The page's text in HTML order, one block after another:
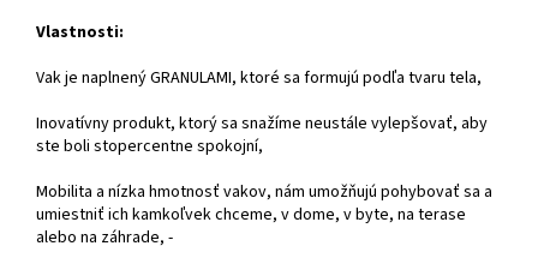
Vlastnosti:
Vak je naplnený GRANULAMI, ktoré sa formujú podľa tvaru tela,
Inovatívny produkt, ktorý sa snažíme neustále vylepšovať, aby
ste boli stopercentne spokojní,
Mobilita a nízka hmotnosť vakov, nám umožňujú pohybovať sa a
umiestniť ich kamkoľvek chceme, v dome, v byte, na terase
alebo na záhrade, -